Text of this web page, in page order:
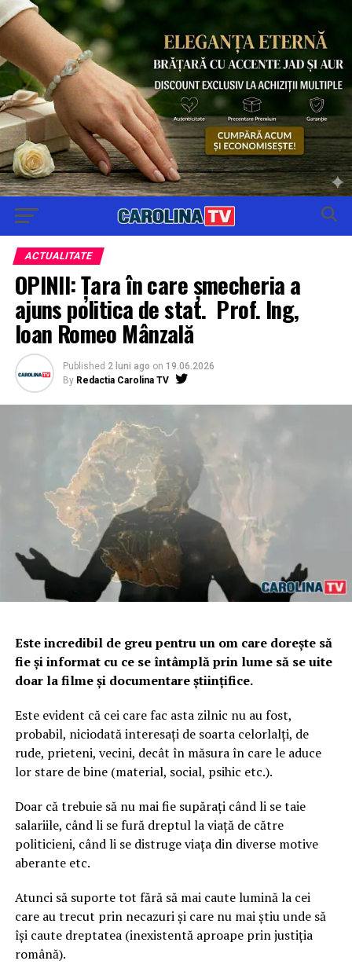
ACTUALITATE
OPINII: Țara în care șmecheria a
ajuns politica de stat. Prof. Ing,
Ioan Romeo Mânzală
Published 2 luni ago on 19.06.2026
By Redactia Carolina TV
Este incredibil de greu pentru un om care dorește să
fie și informat cu ce se întâmplă prin lume să se uite
doar la filme și documentare științifice.
Este evident că cei care fac asta zilnic nu au fost,
probabil, niciodată interesați de soarta celorlalți, de
rude, prieteni, vecini, decât în măsura în care le aduce
lor stare de bine (material, social, psihic etc.).
Doar că trebuie să nu mai fie supărați când li se taie
salariile, când li se fură dreptul la viață de către
politicieni, când li se distruge viața din diverse motive
aberante etc.
Atunci să suporte tot fără să mai caute lumină la cei
care au trecut prin necazuri și care nu mai știu unde să
își caute dreptatea (inexistentă aproape prin justiția
română).